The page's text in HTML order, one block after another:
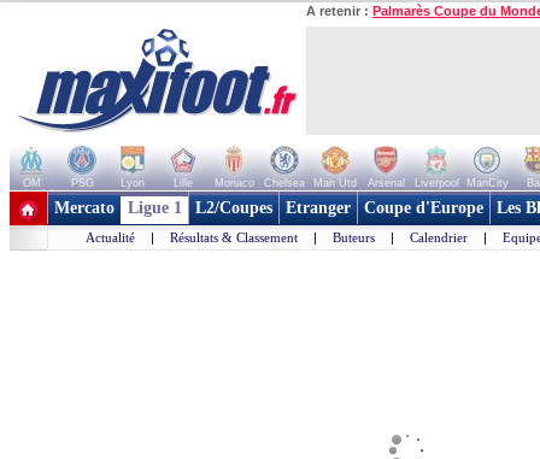
A retenir : Palmarès Coupe du
OM PSG Lyon Lille Monaco Chelsea Man Utd Arsenal Liverpool ManCity
+ de clubs
Mercato Ligue 1 L2/Coupes Etranger Coupe d'Europe Les
Actualité | Résultats & Classement | Buteurs | Calendrier |